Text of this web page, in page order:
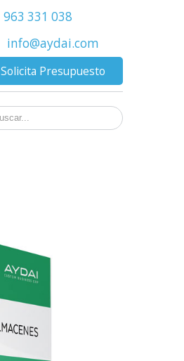
963 331 038
info@aydai.com
Solicita Presupuesto